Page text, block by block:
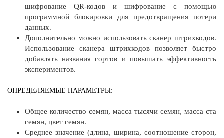
шифрование QR-кодов и шифрование с помощью
программной блокировки для предотвращения потери
данных.
Дополнительно можно использовать сканер штрихкодов.
Использование сканера штрихкодов позволяет быстро
добавлять названия сортов и повышать эффективность
экспериментов.
ОПРЕДЕЛЯЕМЫЕ ПАРАМЕТРЫ:
Общее количество семян, масса тысячи семян, масса ста
семян, цвет семян.
Среднее значение (длина, ширина, соотношение сторон,